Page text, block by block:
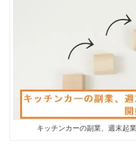
キッチンカーの副業、週末起